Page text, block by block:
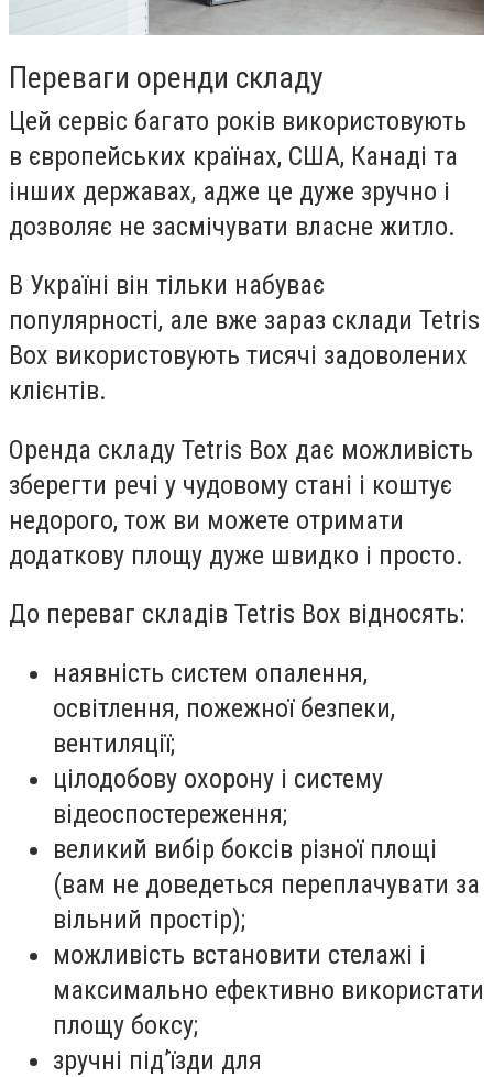
Переваги оренди складу
Цей сервіс багато років використовують
в європейських країнах, США, Канаді та
інших державах, адже це дуже зручно і
дозволяє не засмічувати власне житло.
В Україні він тільки набуває
популярності, але вже зараз склади Tetris
Box використовують тисячі задоволених
клієнтів.
Оренда складу Tetris Box дає можливість
зберегти речі у чудовому стані і коштує
недорого, тож ви можете отримати
додаткову площу дуже швидко і просто.
До переваг складів Tetris Box відносять:
наявність систем опалення,
освітлення, пожежної безпеки,
вентиляції;
цілодобову охорону і систему
відеоспостереження;
великий вибір боксів різної площі
(вам не доведеться переплачувати за
вільний простір);
можливість встановити стелажі і
максимально ефективно використати
площу боксу;
зручні під’їзди для